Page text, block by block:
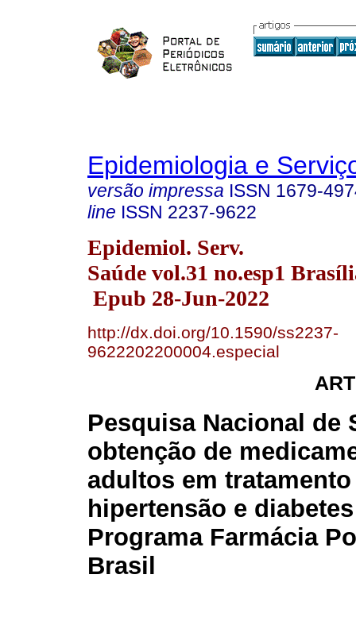
Epidemiologia e
versão impressa ISSN 1679-
line ISSN 2237-9622
Epidemiol. Serv.
Saúde vol.31 no.esp1
Epub 28-Jun-2022
http://dx.doi.org/10.1590/ss2237-
9622202200004.especial
Pesquisa Nacional de
obtenção de
adultos em
hipertensão e
Programa Farmácia
Brasil